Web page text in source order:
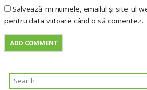
Salvează-mi numele, emailul și site-ul
pentru data viitoare când o să comentez.